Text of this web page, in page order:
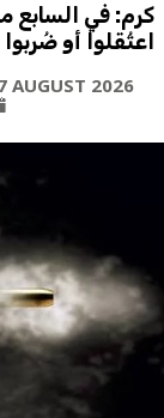
كرم: في السابع
اعتُقلوا أو
AUGUST 2026